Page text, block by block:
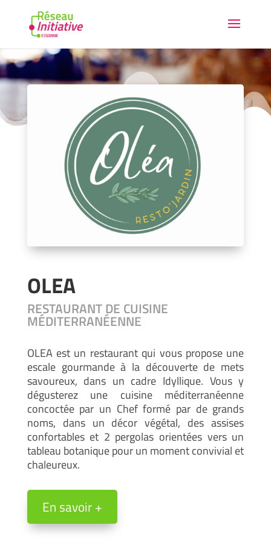
OLEA
RESTAURANT DE CUISINE
MÉDITERRANÉENNE
OLEA est un restaurant qui vous propose une
escale gourmande à la découverte de mets
savoureux, dans un cadre Idyllique. Vous y
dégusterez une cuisine méditerranéenne
concoctée par un Chef formé par de grands
noms, dans un décor végétal, des assises
confortables et 2 pergolas orientées vers un
tableau botanique pour un moment convivial et
chaleureux.
En savoir +